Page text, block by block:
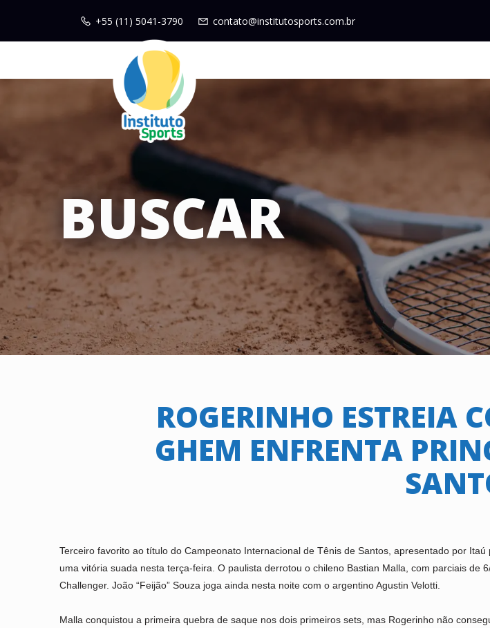
+55 (11) 5041-3790 contato@institutosports.com.br
BUSCAR
ROGERINHO ESTREIA
GHEM ENFRENTA
Terceiro favorito ao título do Campeonato Internacional de Tênis de Santos, apresentado por
uma vitória suada nesta terça-feira. O paulista derrotou o chileno Bastian Malla, com parciais
Challenger. João “Feijão” Souza joga ainda nesta noite com o argentino Agustin Velotti.
Malla conquistou a primeira quebra de saque nos dois primeiros sets, mas Rogerinho não